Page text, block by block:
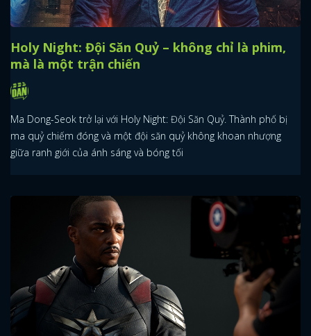
Holy Night: Đội Săn Quỷ – không chỉ là phim,
mà là một trận chiến
Ma Dong-Seok trở lại với Holy Night: Đội Săn Quỷ. Thành phố bị
ma quỷ chiếm đóng và một đội săn quỷ không khoan nhượng
giữa ranh giới của ánh sáng và bóng tối